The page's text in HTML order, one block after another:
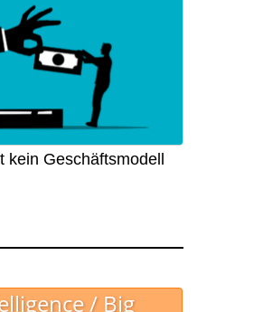
kein Geschäftsmodell
/ Big